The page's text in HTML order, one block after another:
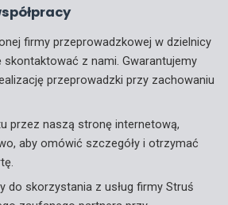
firmy przeprowadzkowej w dzielnicy
skontaktować z nami. Gwarantujemy
przeprowadzki przy zachowaniu
przez naszą stronę internetową,
aby omówić szczegóły i otrzymać
do skorzystania z usług firmy Struś